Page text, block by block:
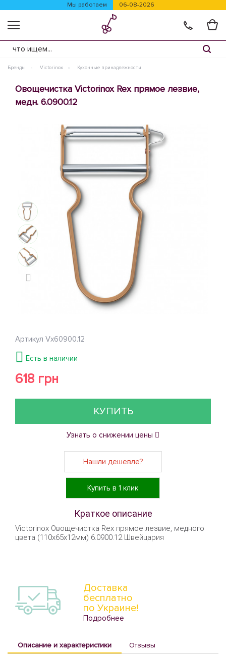
Мы работаем 06-08-2026
Бренды Victorinox Кухонные принадлежности
Овощечистка Victorinox Rex прямое лезвие,
медн. 6.0900.12
Артикул Vx60900.12
Есть в наличии
618 грн
КУПИТЬ
Узнать о снижении цены
Нашли дешевле?
Купить в 1 клик
Краткое описание
Victorinox Овощечистка Rex прямое лезвие, медного
цвета (110x65x12мм) 6.0900.12 Швейцария
Доставка
бесплатно
по Украине!
Подробнее
Описание и характеристики Отзывы